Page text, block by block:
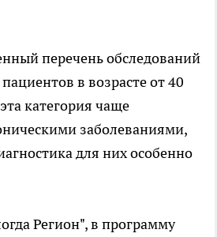
перечень обследований
в возрасте от 40
категория чаще
заболеваниями,
для них особенно
Регион", в программу